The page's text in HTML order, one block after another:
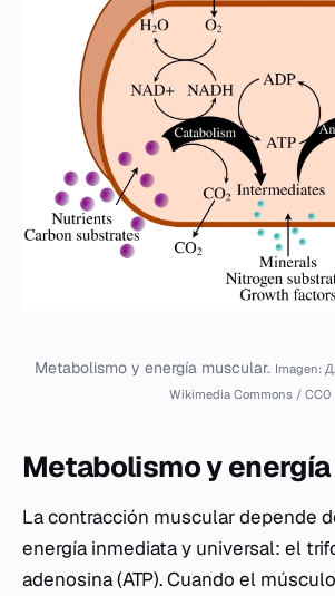
Metabolismo y energía muscular. Imagen:
Wikimedia Commons / CC0
Metabolismo y
La contracción muscular depende
energía inmediata y universal: el
adenosina (ATP). Cuando el